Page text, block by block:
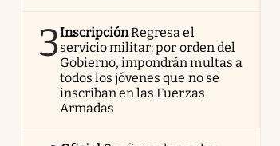
3InscripciónRegresa el
servicio militar: por orden del
Gobierno, impondrán multas a
todos los jóvenes que no se
inscriban en las Fuerzas
Armadas